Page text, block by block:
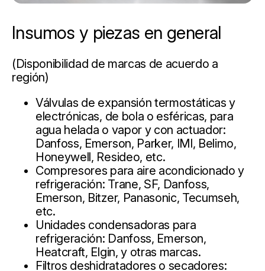
Insumos y piezas en general
(Disponibilidad de marcas de acuerdo a
región)
Válvulas de expansión termostáticas y
electrónicas, de bola o esféricas, para
agua helada o vapor y con actuador:
Danfoss, Emerson, Parker, IMI, Belimo,
Honeywell, Resideo, etc.
Compresores para aire acondicionado y
refrigeración: Trane, SF, Danfoss,
Emerson, Bitzer, Panasonic, Tecumseh,
etc.
Unidades condensadoras para
refrigeración: Danfoss, Emerson,
Heatcraft, Elgin, y otras marcas.
Filtros deshidratadores o secadores: